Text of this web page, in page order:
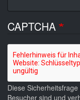
CAPTCHA
Diese
Besucher sind und